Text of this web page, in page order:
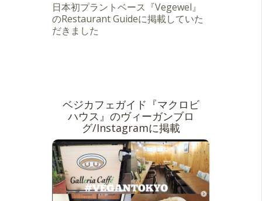
日本初プラントベース『Vegewel』
のRestaurant Guideに掲載していた
だきました
ベジカフェガイド『マクロビ
ハウス』のヴィーガンブロ
グ/Instagramに掲載